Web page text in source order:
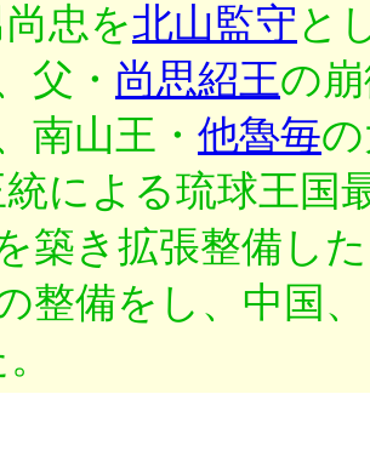
忠を北山監守 と
父・ 尚思紹王の
南山王・ 他魯毎
による琉球王国
築き拡張整備し
整備をし、中国